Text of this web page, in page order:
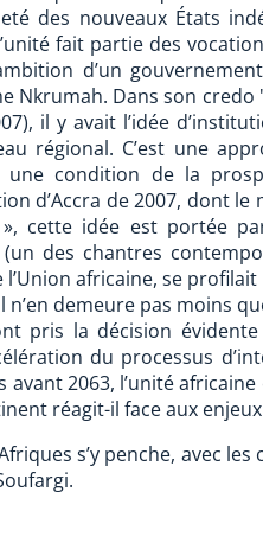
des nouveaux États
fait partie des
d’un
Nkrumah. Dans son
il y avait l’idée
régional. C’est une
une condition de la
d’Accra de 2007, dont
», cette idée est portée
des chantres
africaine, se
n’en demeure pas moins
pris la décision
du processus
avant 2063, l’unité
réagit-il face aux
s’y penche, avec